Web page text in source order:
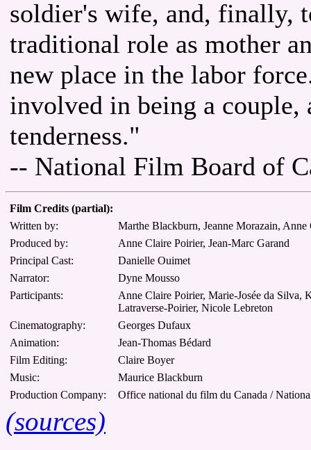
soldier's wife, and, finally,
traditional role as mother
new place in the labor
involved in being a couple,
tenderness."
-- National Film Board of
Film Credits (partial):
Written by:
Marthe Blackburn, Jeanne Morazain, Anne
Produced by:
Anne Claire Poirier, Jean-Marc Garand
Principal Cast:
Danielle Ouimet
Narrator:
Dyne Mousso
Participants:
Anne Claire Poirier, Marie-Josée da Silva,
Latraverse-Poirier, Nicole Lebreton
Cinematography:
Georges Dufaux
Animation:
Jean-Thomas Bédard
Film Editing:
Claire Boyer
Music:
Maurice Blackburn
Production Company:
Office national du film du Canada /
(sources)